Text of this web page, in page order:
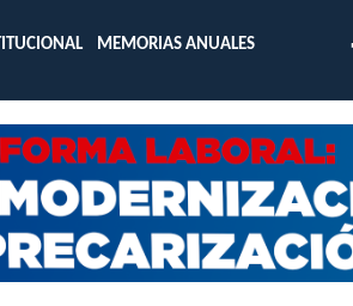
MEMORIAS ANUALES